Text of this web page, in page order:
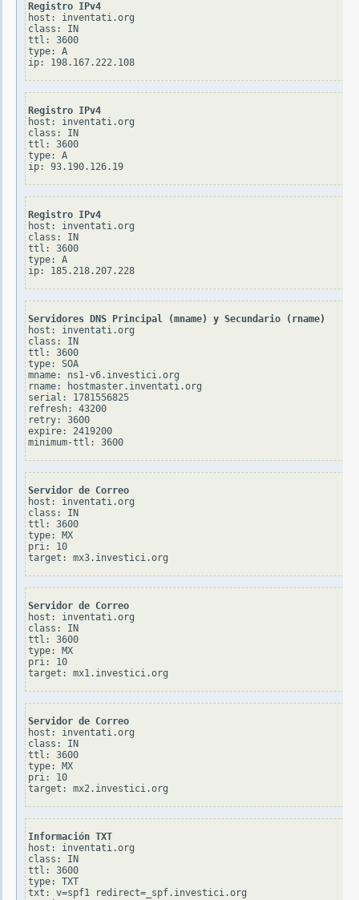
Registro IPv4
host: inventati.org
class: IN
ttl: 3600
type: A
Registro IPv4
host: inventati.org
class: IN
ttl: 3600
type: A
Registro IPv4
host: inventati.org
class: IN
ttl: 3600
type: A
Servidores DNS Principal (mname) y Secundario (rname)
host: inventati.org
class: IN
ttl: 3600
type: SOA
mname: ns1-v6.investici.org
rname: hostmaster.inventati.org
serial: 1781556825
refresh: 43200
retry: 3600
expire: 2419200
Servidor de Correo
host: inventati.org
class: IN
ttl: 3600
type: MX
pri: 10
Servidor de Correo
host: inventati.org
class: IN
ttl: 3600
type: MX
pri: 10
Servidor de Correo
host: inventati.org
class: IN
ttl: 3600
type: MX
pri: 10
Información TXT
host: inventati.org
class: IN
ttl: 3600
type: TXT
txt: v=spf1 redirect=_spf.investici.org